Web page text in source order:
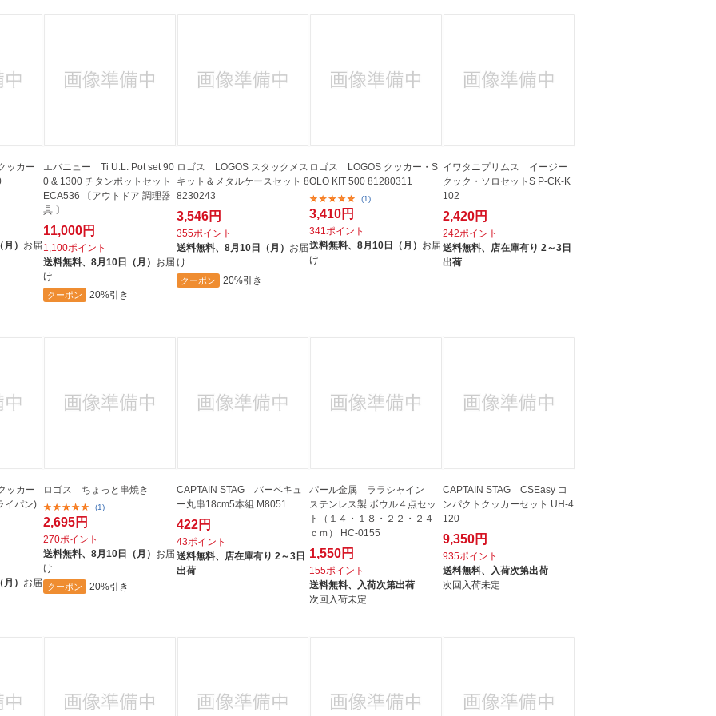
ッカー
） お届
エバニュー Ti U.L. Pot set 90
0 & 1300 チタンポットセット
ECA536 〔アウトドア 調理器
具 〕
11,000円
1,100ポイント
送料無料、8月10日（月） お届
け
クーポン 20%引き
ロゴス LOGOS スタックメス
キット＆メタルケースセット 8
8230243
3,546円
355ポイント
送料無料、 8月10日（月） お届
け
クーポン 20%引き
ロゴス LOGOS クッカー・S
OLO KIT 500 81280311
(1)
3,410円
341ポイント
送料無料、8月10日（月） お届
け
イワタニプリムス イージー
クック・ソロセットS P-CK-K
102
2,420円
242ポイント
送料無料、
店在庫有り 2～3日
出荷
ッカー
イパン)
） お届
ロゴス ちょっと串焼き
(1)
2,695円
270ポイント
送料無料、8月10日（月） お届
け
クーポン 20%引き
CAPTAIN STAG バーベキュ
ー丸串18cm5本組 M8051
422円
43ポイント
送料無料、 店在庫有り 2～3日
出荷
パール金属 ララシャイン
ステンレス製 ボウル４点セッ
ト（１４・１８・２２・２４
ｃｍ） HC-0155
1,550円
155ポイント
送料無料、
入荷次第出荷
次回入荷未定
CAPTAIN STAG CSEasy コ
ンパクトクッカーセット UH-4
120
9,350円
935ポイント
送料無料、
入荷次第出荷
次回入荷未定